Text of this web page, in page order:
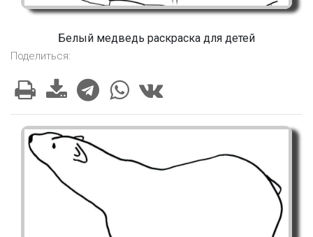
Белый медведь раскраска для детей
Поделиться: